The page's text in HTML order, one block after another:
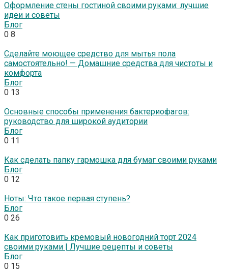
Оформление стены гостиной своими руками: лучшие
идеи и советы
Блог
0 8
Сделайте моющее средство для мытья пола
самостоятельно! — Домашние средства для чистоты и
комфорта
Блог
0 13
Основные способы применения бактериофагов:
руководство для широкой аудитории
Блог
0 11
Как сделать папку гармошка для бумаг своими руками
Блог
0 12
Ноты: Что такое первая ступень?
Блог
0 26
Как приготовить кремовый новогодний торт 2024
своими руками | Лучшие рецепты и советы
Блог
0 15